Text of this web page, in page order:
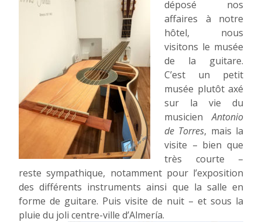
déposé nos
affaires à notre
hôtel, nous
visitons le musée
de la guitare.
C’est un petit
musée plutôt axé
sur la vie du
musicienAntonio
de Torres, mais la
visite – bien que
très courte –
reste sympathique, notamment pour l’exposition
des différents instruments ainsi que la salle en
forme de guitare. Puis visite de nuit – et sous la
pluie du joli centre-ville d’Almería.